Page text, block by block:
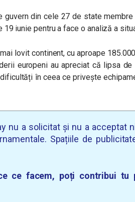
din cele 27 de state
19 iunie pentru a face o analiză a
lovit continent, cu aproape
europeni au apreciat că lipsa
în ceea ce privește
nu a solicitat și nu a acceptat
Spațiile de
ce facem, poți contribui tu